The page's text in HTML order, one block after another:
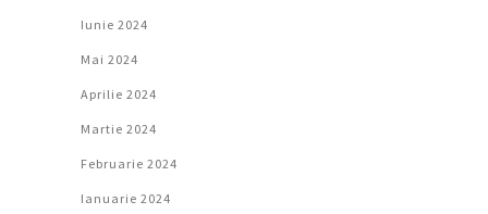
Iunie 2024
Mai 2024
Aprilie 2024
Martie 2024
Februarie 2024
Ianuarie 2024